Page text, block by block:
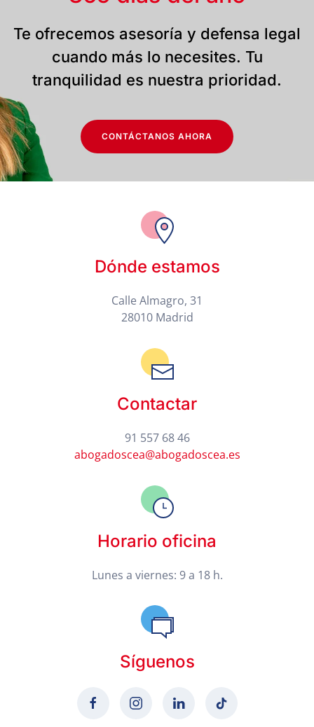
Te ofrecemos asesoría y defensa legal
cuando más lo necesites. Tu
tranquilidad es nuestra prioridad.
CONTÁCTANOS AHORA
Dónde estamos
Calle Almagro, 31
28010 Madrid
Contactar
91 557 68 46
abogadoscea@abogadoscea.es
Horario oficina
Lunes a viernes: 9 a 18 h.
Síguenos